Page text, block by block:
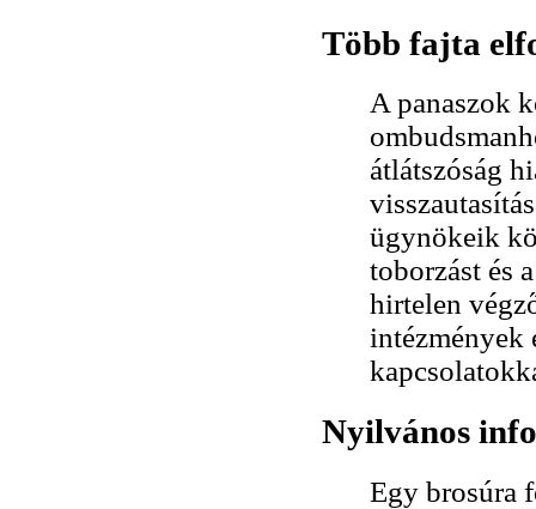
Több fajta
A panaszok
átlátszóság
ügynökeik
toborzást és
hirtelen
intézmények
Nyilvános
Egy brosúra